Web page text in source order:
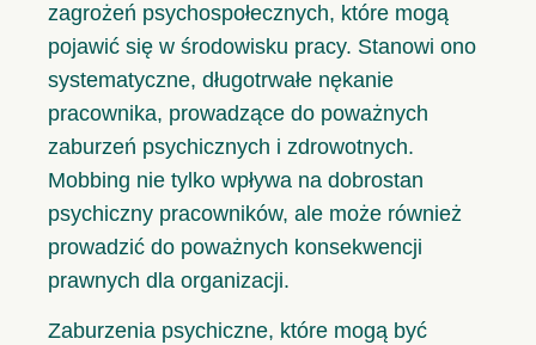
zagrożeń psychospołecznych, które mogą
pojawić się w środowisku pracy. Stanowi ono
systematyczne, długotrwałe nękanie
pracownika, prowadzące do poważnych
zaburzeń psychicznych i zdrowotnych.
Mobbing nie tylko wpływa na dobrostan
psychiczny pracowników, ale może również
prowadzić do poważnych konsekwencji
prawnych dla organizacji.
Zaburzenia psychiczne, które mogą być